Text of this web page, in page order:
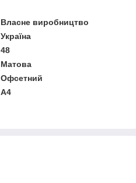
Власне виробництво
Україна
48
Матова
Офсетний
A4